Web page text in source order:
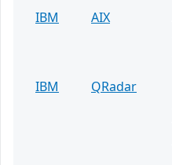
IBM
AIX
IBM
QRadar